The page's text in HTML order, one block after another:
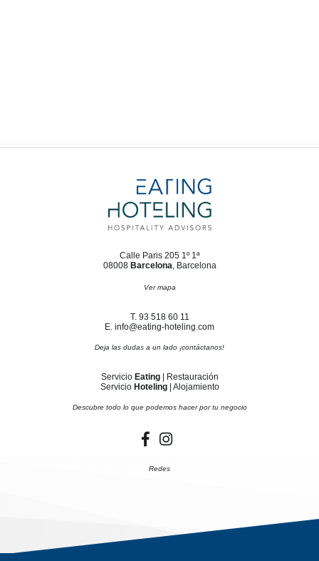
Calle Paris 205 1º 1ª
08008 Barcelona, Barcelona
Ver mapa
T. 93 518 60 11
E. info@eating-hoteling.com
Deja las dudas a un lado ¡contáctanos!
Servicio Eating| Restauración
Servicio Hoteling| Alojamiento
Descubre todo lo que podemos hacer por tu negocio
Redes